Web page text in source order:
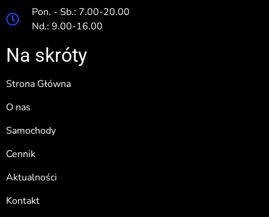
Pon. - Sb.: 7.00-20.00
Nd.: 9.00-16.00
Na skróty
Strona Główna
O nas
Samochody
Cennik
Aktualności
Kontakt